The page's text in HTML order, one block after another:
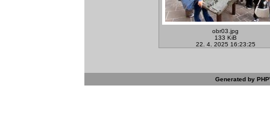
obr03.jpg
133 KiB
22. 4. 2025 16:23:25
Generated by